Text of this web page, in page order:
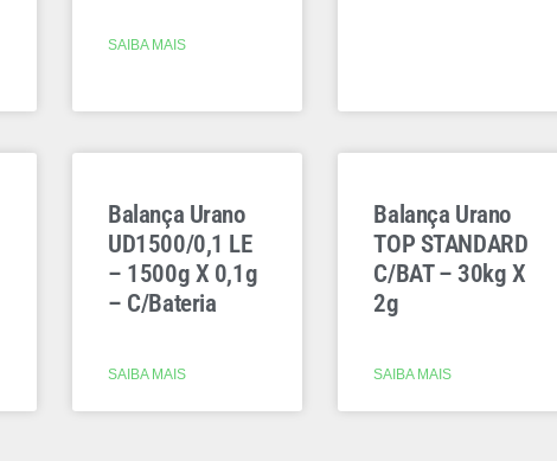
SAIBA MAIS
Balança Urano
UD1500/0,1 LE
– 1500g X 0,1g
– C/Bateria
SAIBA MAIS
Balança Urano
TOP STANDARD
C/BAT – 30kg X
2g
SAIBA MAIS